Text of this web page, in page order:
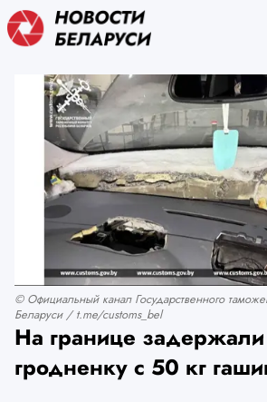
© Официальный канал Государственного
Беларуси / t.me/customs_bel
На границе
гродненку с 50 кг